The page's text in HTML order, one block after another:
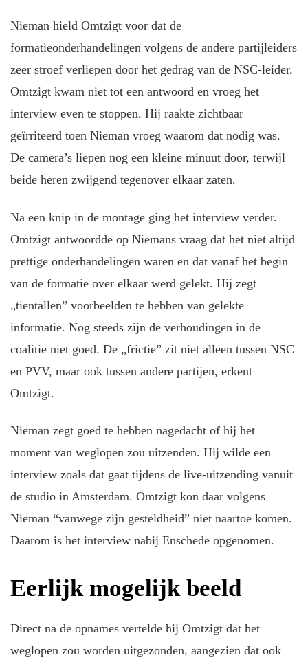
Nieman hield Omtzigt voor dat de
formatieonderhandelingen volgens de andere partijleiders
zeer stroef verliepen door het gedrag van de NSC-leider.
Omtzigt kwam niet tot een antwoord en vroeg het
interview even te stoppen. Hij raakte zichtbaar
geïrriteerd toen Nieman vroeg waarom dat nodig was.
De camera’s liepen nog een kleine minuut door, terwijl
beide heren zwijgend tegenover elkaar zaten.
Na een knip in de montage ging het interview verder.
Omtzigt antwoordde op Niemans vraag dat het niet altijd
prettige onderhandelingen waren en dat vanaf het begin
van de formatie over elkaar werd gelekt. Hij zegt
„tientallen” voorbeelden te hebben van gelekte
informatie. Nog steeds zijn de verhoudingen in de
coalitie niet goed. De „frictie” zit niet alleen tussen NSC
en PVV, maar ook tussen andere partijen, erkent
Omtzigt.
Nieman zegt goed te hebben nagedacht of hij het
moment van weglopen zou uitzenden. Hij wilde een
interview zoals dat gaat tijdens de live-uitzending vanuit
de studio in Amsterdam. Omtzigt kon daar volgens
Nieman “vanwege zijn gesteldheid” niet naartoe komen.
Daarom is het interview nabij Enschede opgenomen.
Eerlijk mogelijk beeld
Direct na de opnames vertelde hij Omtzigt dat het
weglopen zou worden uitgezonden, aangezien dat ook